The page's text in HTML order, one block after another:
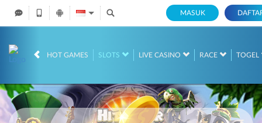
MASUK
HOT GAMES SLOTS LIVE CASINO RACE TOGEL
IDR